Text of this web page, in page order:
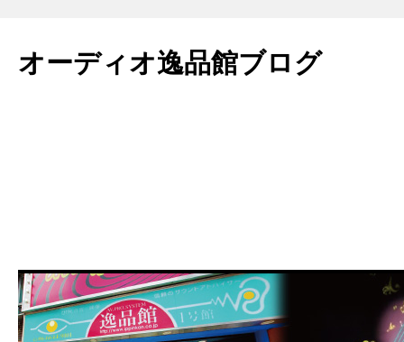
テ
ン
オーディオ逸品館ブログ